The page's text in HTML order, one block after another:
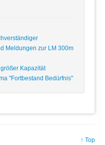
Meldungen zur LM 300m
Kapazität
"Fortbestand Bedürfnis"
↑ Top